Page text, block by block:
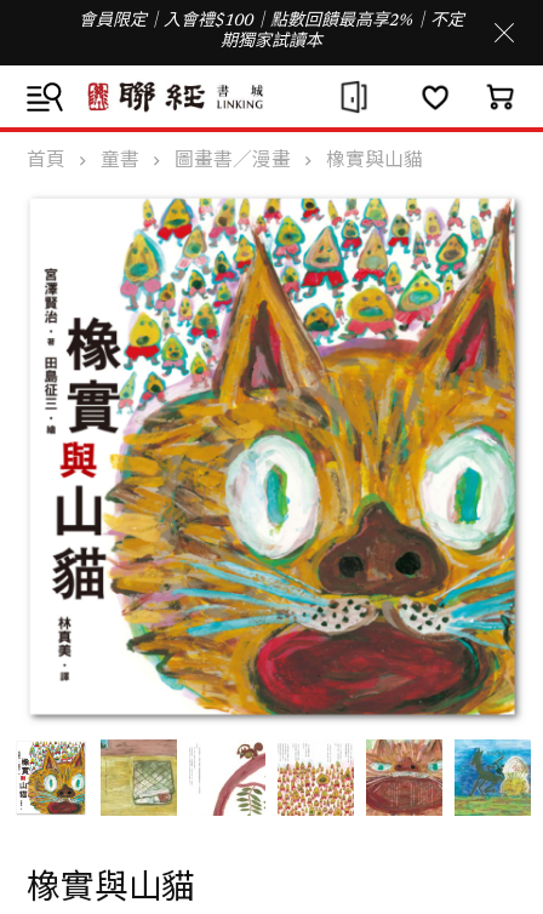
會員限定｜入會禮$100｜點數回饋最高享2%｜不定
期獨家試讀本
首頁 童書 圖畫書／漫畫 橡實與山貓
橡實與山貓